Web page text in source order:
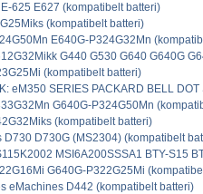
625 E627 (kompatibelt batteri)
(kompatibelt batteri)
E640G-P324G32Mn
G440 G530 G640 G640G
(kompatibelt batteri)
eM350 SERIES PACKARD BELL
G640G-P324G50Mn
(kompatibelt batteri)
D730 D730G (MS2304) (kompatibelt
MSI6A200SSSA1 BTY-S15
G640G-P322G25Mi
eMachines D442 (kompatibelt batteri)